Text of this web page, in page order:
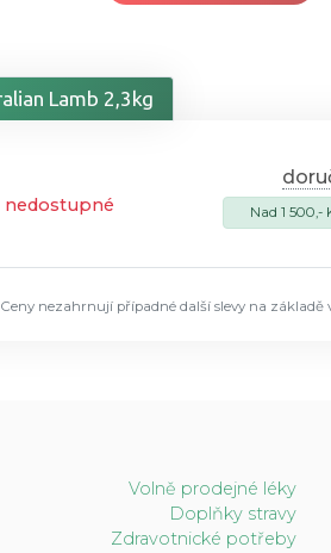
Lamb 2,3kg
nedostupné Nad 1 500,-
Ceny nezahrnují případné další slevy na
Volně prodejné léky
Doplňky stravy
Zdravotnické potřeby